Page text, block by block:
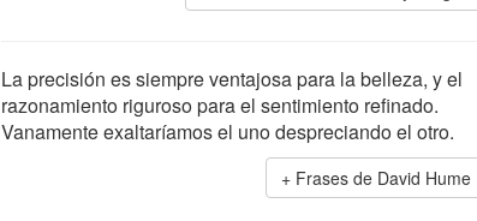
La precisión es siempre ventajosa para la belleza, y el
razonamiento riguroso para el sentimiento refinado.
Vanamente exaltaríamos el uno despreciando el otro.
Frases de David Hume